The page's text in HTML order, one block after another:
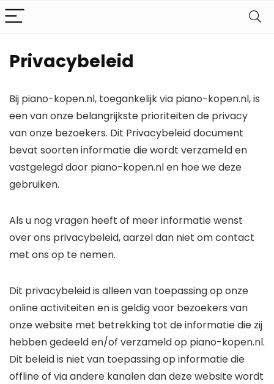
Privacybeleid
Bij piano-kopen.nl, toegankelijk via piano-kopen.nl, is
een van onze belangrijkste prioriteiten de privacy
van onze bezoekers. Dit Privacybeleid document
bevat soorten informatie die wordt verzameld en
vastgelegd door piano-kopen.nl en hoe we deze
gebruiken.
Als u nog vragen heeft of meer informatie wenst
over ons privacybeleid, aarzel dan niet om contact
met ons op te nemen.
Dit privacybeleid is alleen van toepassing op onze
online activiteiten en is geldig voor bezoekers van
onze website met betrekking tot de informatie die zij
hebben gedeeld en/of verzameld op piano-kopen.nl.
Dit beleid is niet van toepassing op informatie die
offline of via andere kanalen dan deze website wordt